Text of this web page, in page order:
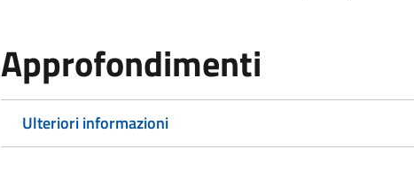
Approfondimenti
Ulteriori informazioni